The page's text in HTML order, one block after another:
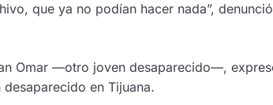
que ya no podían hacer nada”,
Omar —otro joven desaparecido—,
en Tijuana.